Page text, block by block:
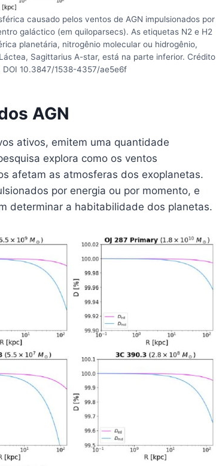
causado pelos ventos de AGN impulsionados por
galáctico (em quiloparsecs). As etiquetas N2 e H2
planetária, nitrogênio molecular ou hidrogênio,
Sagittarius A-star, está na parte inferior. Crédito
DOI 10.3847/1538-4357/ae5e6f
AGN
ativos, emitem uma quantidade
explora como os ventos
afetam as atmosferas dos exoplanetas.
por energia ou por momento, e
determinar a habitabilidade dos planetas.